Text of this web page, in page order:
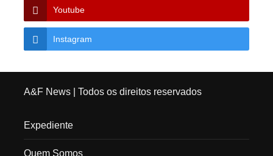
Youtube
Instagram
A&F News| Todos os direitos reservados
Expediente
Quem Somos